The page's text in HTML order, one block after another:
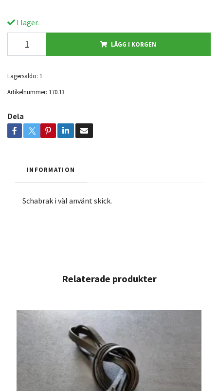
I lager.
LÄGG I KORGEN
Lagersaldo: 1
Artikelnummer: 170.13
Dela
INFORMATION
Schabrak i väl använt skick.